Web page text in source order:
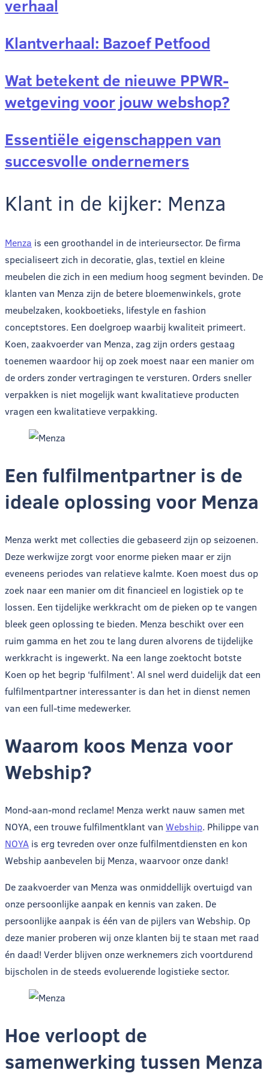
verhaal
Klantverhaal: Bazoef Petfood
Wat betekent de nieuwe PPWR-
wetgeving voor jouw webshop?
Essentiële eigenschappen van
succesvolle ondernemers
Klant in de kijker: Menza
Menza is een groothandel in de interieursector. De firma
specialiseert zich in decoratie, glas, textiel en kleine
meubelen die zich in een medium hoog segment bevinden. De
klanten van Menza zijn de betere bloemenwinkels, grote
meubelzaken, kookboetieks, lifestyle en fashion
conceptstores. Een doelgroep waarbij kwaliteit primeert.
Koen, zaakvoerder van Menza, zag zijn orders gestaag
toenemen waardoor hij op zoek moest naar een manier om
de orders zonder vertragingen te versturen. Orders sneller
verpakken is niet mogelijk want kwalitatieve producten
vragen een kwalitatieve verpakking.
Een fulfilmentpartner is de
ideale oplossing voor Menza
Menza werkt met collecties die gebaseerd zijn op seizoenen.
Deze werkwijze zorgt voor enorme pieken maar er zijn
eveneens periodes van relatieve kalmte. Koen moest dus op
zoek naar een manier om dit financieel en logistiek op te
lossen. Een tijdelijke werkkracht om de pieken op te vangen
bleek geen oplossing te bieden. Menza beschikt over een
ruim gamma en het zou te lang duren alvorens de tijdelijke
werkkracht is ingewerkt. Na een lange zoektocht botste
Koen op het begrip ‘fulfilment’. Al snel werd duidelijk dat een
fulfilmentpartner interessanter is dan het in dienst nemen
van een full-time medewerker.
Waarom koos Menza voor
Webship?
Mond-aan-mond reclame! Menza werkt nauw samen met
NOYA, een trouwe fulfilmentklant van Webship. Philippe van
NOYA is erg tevreden over onze fulfilmentdiensten en kon
Webship aanbevelen bij Menza, waarvoor onze dank!
De zaakvoerder van Menza was onmiddellijk overtuigd van
onze persoonlijke aanpak en kennis van zaken. De
persoonlijke aanpak is één van de pijlers van Webship. Op
deze manier proberen wij onze klanten bij te staan met raad
én daad! Verder blijven onze werknemers zich voortdurend
bijscholen in de steeds evoluerende logistieke sector.
Hoe verloopt de
samenwerking tussen Menza